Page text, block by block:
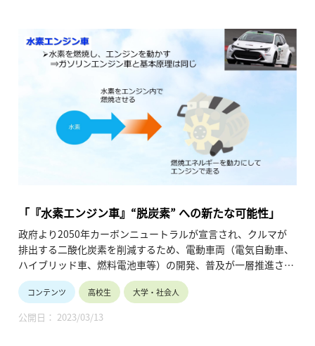
「『水素エンジン車』“脱炭素” への新たな可能性」
政府より2050年カーボンニュートラルが宣言され、クルマが
排出する二酸化炭素を削減するため、電動車両（電気自動車、
ハイブリッド車、燃料電池車等）の開発、普及が一層推進され
ています。
一方、水素がエネルギーで、エンジンを動力源とする「水素エ
ンジン車」の可能性を追求する新たな動きも出てきました。
電動車両、特に同じ水素をエネルギーとする燃料電池車との基
コンテンツ 高校生 大学・社会人
公開日： 2023/03/13